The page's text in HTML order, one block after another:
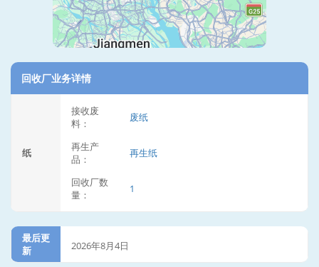
回收厂业务详情
纸
接收废
料：
废纸
再生产
品：
再生纸
回收厂数
量：
1
最后更
新
2026年8月4日